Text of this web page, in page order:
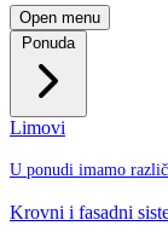
Open menu
Limovi
U ponudi imamo
Krovni i fasadni